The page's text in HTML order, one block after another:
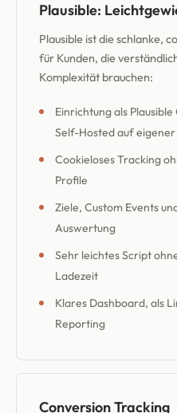
Plausible:
Plausible ist die schlanke,
für Kunden, die
Komplexität brauchen:
Einrichtung als
Self-Hosted auf
Cookieloses Tracking
Profile
Ziele, Custom Events
Auswertung
Sehr leichtes Script
Ladezeit
Klares Dashboard, als
Reporting
Conversion Tracking